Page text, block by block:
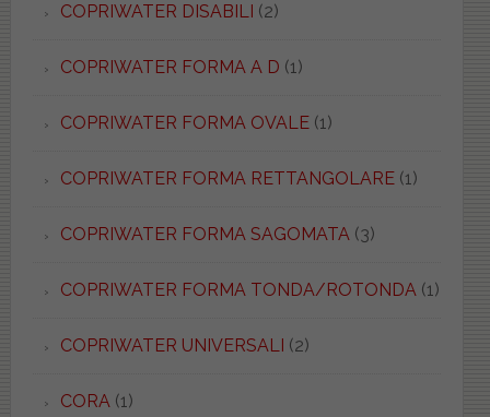
COPRIWATER DISABILI (2)
COPRIWATER FORMA A D (1)
COPRIWATER FORMA OVALE(1)
COPRIWATER FORMA RETTANGOLARE(1)
COPRIWATER FORMA SAGOMATA(3)
COPRIWATER FORMA TONDA/ROTONDA(1)
COPRIWATER UNIVERSALI (2)
CORA(1)